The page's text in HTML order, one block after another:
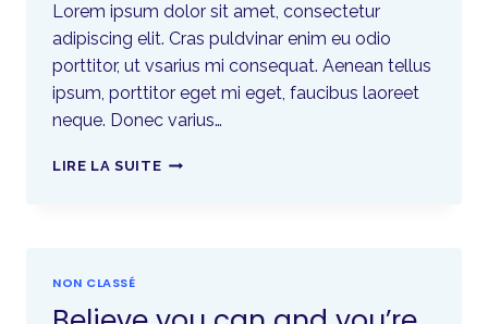
Lorem ipsum dolor sit amet, consectetur
adipiscing elit. Cras puldvinar enim eu odio
porttitor, ut vsarius mi consequat. Aenean tellus
ipsum, porttitor eget mi eget, faucibus laoreet
neque. Donec varius…
LIRE LA SUITE
NON CLASSÉ